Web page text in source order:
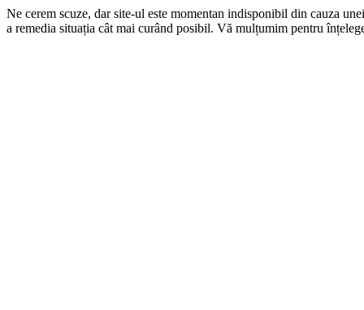
Ne cerem scuze, dar site-ul este momentan indisponibil din cauza
a remedia situația cât mai curând posibil. Vă mulțumim pentru